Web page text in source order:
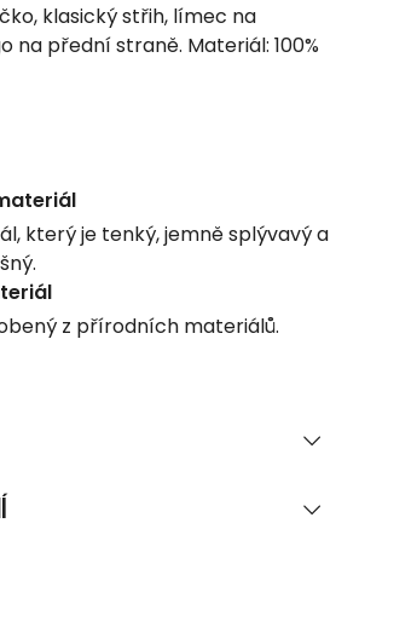
klasický střih, límec na
na přední straně. Materiál: 100%
který je tenký, jemně splývavý a
z přírodních materiálů.